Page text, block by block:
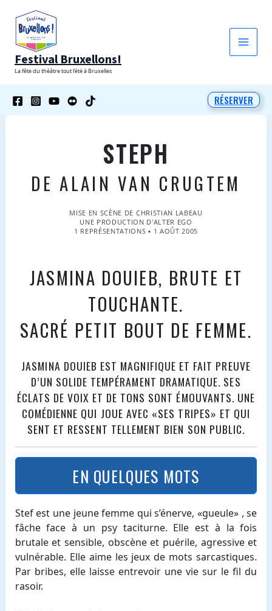
contenu
Festival Bruxellons!
La fête du théâtre tout l'été à Bruxelles
RÉSERVER
STEPH
DE ALAIN VAN CRUGTEM
MISE EN SCÈNE DE CHRISTIAN LABEAU
UNE PRODUCTION D'ALTER EGO
1 REPRÉSENTATIONS ▪ 1 AOÛT 2005
JASMINA DOUIEB, BRUTE ET
TOUCHANTE.
SACRÉ PETIT BOUT DE FEMME.
JASMINA DOUIEB EST MAGNIFIQUE ET FAIT PREUVE
D’UN SOLIDE TEMPÉRAMENT DRAMATIQUE. SES
ÉCLATS DE VOIX ET DE TONS SONT ÉMOUVANTS. UNE
COMÉDIENNE QUI JOUE AVEC «SES TRIPES» ET QUI
SENT ET RESSENT TELLEMENT BIEN SON PUBLIC.
EN QUELQUES MOTS
Stef est une jeune femme qui s’énerve, «gueule» , se
fâche face à un psy taciturne. Elle est à la fois
brutale et sensible, obscène et puérile, agressive et
vulnérable. Elle aime les jeux de mots sarcastiques.
Par bribes, elle laisse entrevoir une vie sur le fil du
rasoir.